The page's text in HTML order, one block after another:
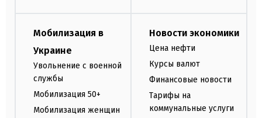
Мобилизация в
Украине
Увольнение с военной
службы
Мобилизация 50+
Мобилизация женщин
Новости экономики
Цена нефти
Курсы валют
Финансовые новости
Тарифы на
коммунальные услуги